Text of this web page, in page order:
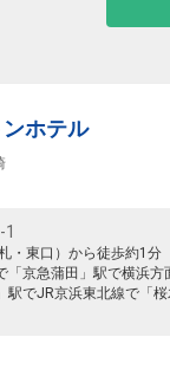
ホテル
・東口）から徒歩約1分
「京急蒲田」駅で横浜方
でJR京浜東北線で「桜